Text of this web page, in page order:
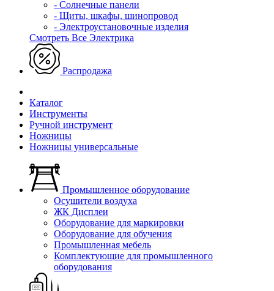
- Солнечные панели
- Щиты, шкафы, шинопровод
- Электроустановочные изделия
Смотреть Все Электрика
Распродажа
Каталог
Инструменты
Ручной инструмент
Ножницы
Ножницы универсальные
Промышленное оборудование
Осушители воздуха
ЖК Дисплеи
Оборудование для маркировки
Оборудование для обучения
Промышленная мебель
Комплектующие для промышленного
оборудования